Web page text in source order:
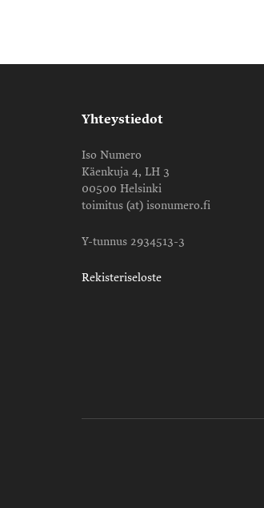
Yhteystiedot
Iso Numero
Käenkuja 4, LH 3
00500 Helsinki
toimitus (at) isonumero.fi
Y-tunnus 2934513-3
Rekisteriseloste